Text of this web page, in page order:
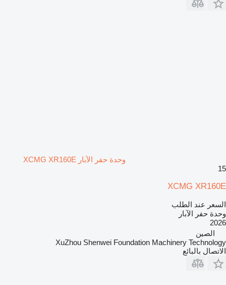
وحدة حفر الآبار XCMG XR160E
15
XCMG XR160E
السعر عند الطلب
وحدة حفر الآبار
2026
الصين
XuZhou Shenwei Foundation Machinery Technology
الاتصال بالبائع